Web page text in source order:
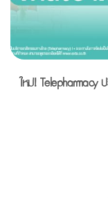
ใหม่! Telepharmacy